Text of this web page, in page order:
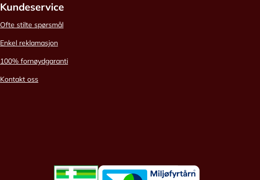
Kundeservice
Ofte stilte spørsmål
Enkel reklamasjon
100% fornøydgaranti
Kontakt oss